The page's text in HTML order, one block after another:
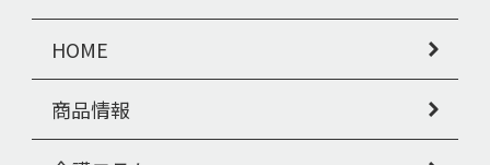
HOME
商品情報